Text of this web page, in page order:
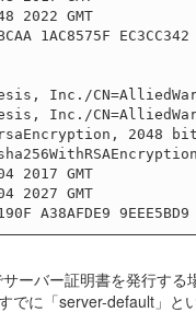
ーバー証明書を発行す
でに「server-default」